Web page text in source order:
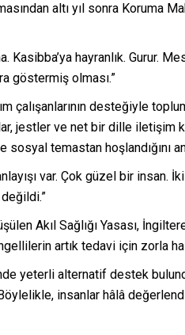
altı yıl sonra Koruma
Kasibba’ya hayranlık. Gurur.
göstermiş olması.”
çalışanlarının desteğiyle
jestler ve net bir dille iletişim
temastan hoşlandığını
var. Çok güzel bir insan.
Akıl Sağlığı Yasası,
artık tedavi için zorla
yeterli alternatif destek
Böylelikle, insanlar hâlâ